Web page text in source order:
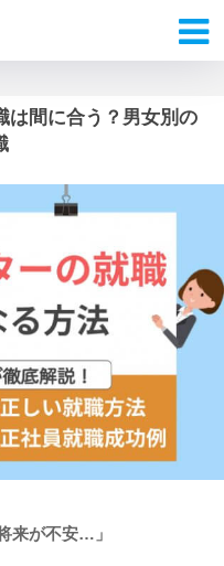
は間に合う？男女別の
来が不安…」